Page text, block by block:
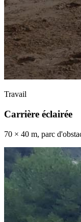
Travail
Carrière éclairée
70 × 40 m, parc